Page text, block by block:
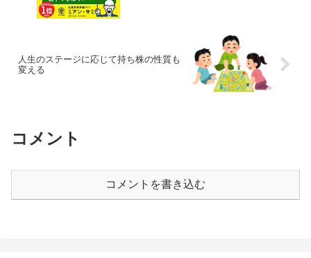
人生のステージに応じて持ち株の性質も
変える
コメント
コメントを書き込む